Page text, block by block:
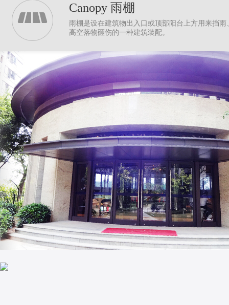
Canopy 雨棚
雨棚是设在建筑物出入口或顶部阳台上方用来挡雨
高空落物砸伤的一种建筑装配。